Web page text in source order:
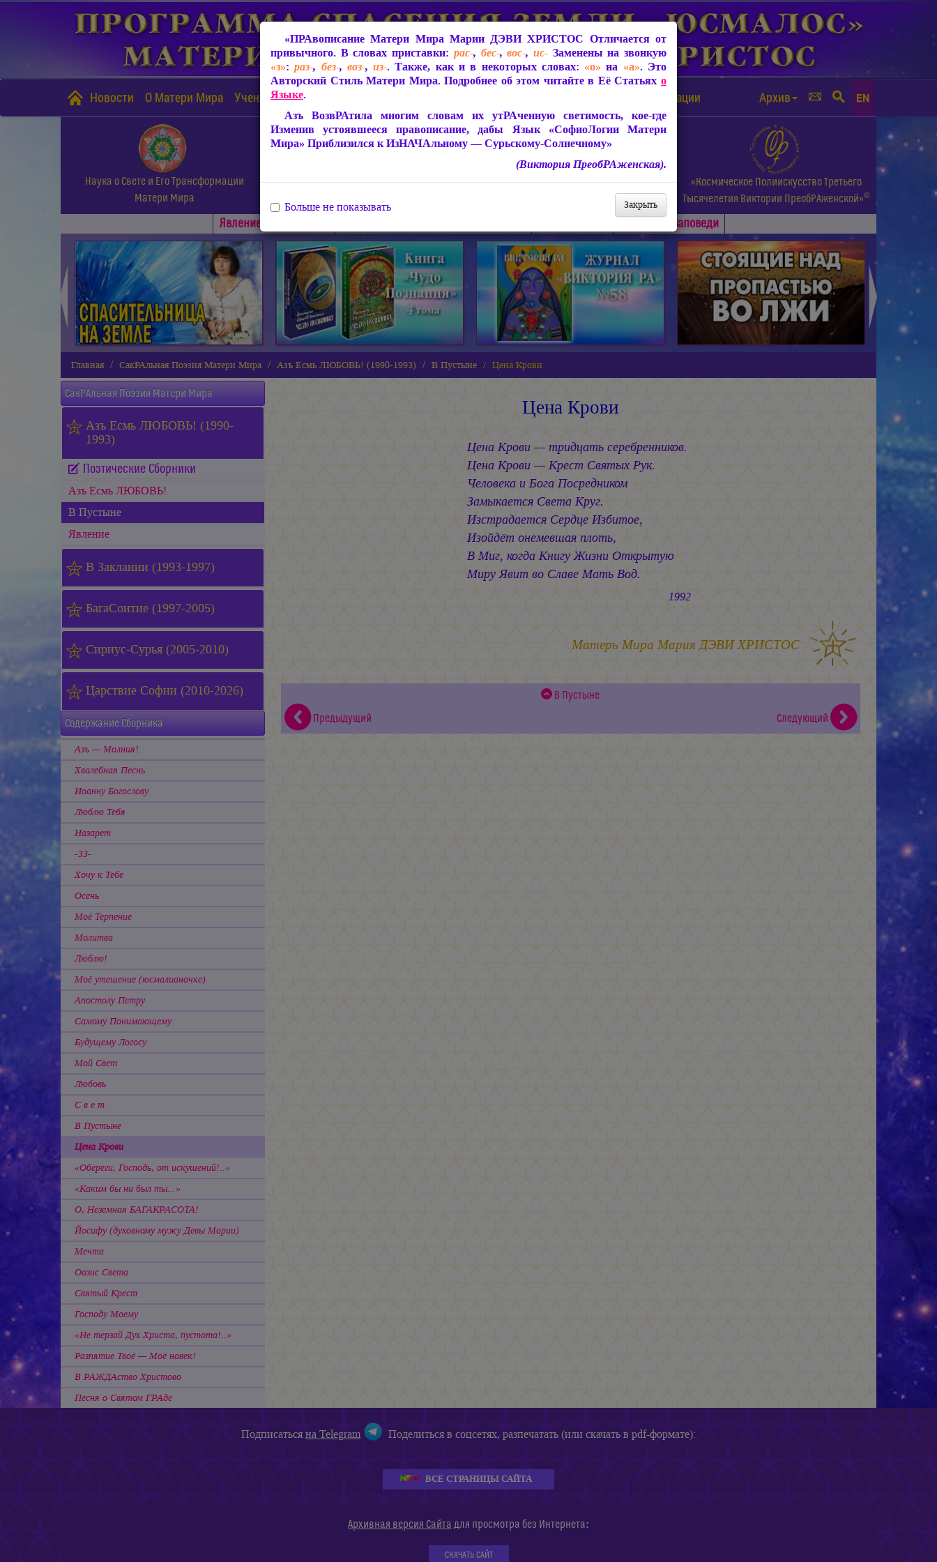
Новости О Матери Мира Учение Матери Мира Защита от чипизации Архив EN
Наука о Свете и Его Трансформации
Матери Мира
СофиоЛогия Матери Мира
Живое Слово Матери Мира.
Статьи, Книги, Видео, Аудио и др.
«Космическое Полиискусство Третьего
Тысячелетия Виктории ПреобРАженской»©
Явлениe Матери Мира Заповеди
◄ ►
Главная СакРАльная Поэзия Матери Мира Азъ Есмь ЛЮБОВЬ! (1990-1993) В Пустыне Цена Крови
СакРАльная Поэзия Матери Мира
Азъ Есмь ЛЮБОВЬ! (1990-
1993)
Поэтические Сборники
Азъ Есмь ЛЮБОВЬ!
В Пустыне
Явление
В Заклании (1993-1997)
БагаСоитие (1997-2005)
Сириус-Сурья (2005-2010)
Царствие Софии (2010-2026)
Содержание Сборника
Азъ — Молния!
Хвалебная Песнь
Иоанну Богослову
Люблю Тебя
Назарет
-33-
Хочу к Тебе
Осень
Моё Терпение
Молитва
Люблю!
Моё утешение (юсмалианочке)
Апостолу Петру
Самому Понимающему
Будущему Логосу
Мой Свет
Любовь
С в е т
В Пустыне
Цена Крови
«Обереги, Господь, от искушений!..»
«Каким бы ни был ты...»
О, Неземная БАГАКРАСОТА!
Йосифу (духовному мужу Девы Марии)
Мечта
Оазис Света
Святый Крест
Господу Моему
«Не терзай Дух Христа, пустота!..»
Разпятие Твоё — Моё навек!
В РАЖДАство Христово
Песня о Святом ГРАде
Цена Крови
Цена Крови — тридцать серебренников.
Цена Крови — Крест Святых Рук.
Человека и Бога Посредником
Замыкается Света Круг.
Изстрадается Сердце Избитое,
Изойдёт онемевшая плоть,
В Миг, когда Книгу Жизни Открытую
Миру Явит во Славе Мать Вод.
1992
Матерь Мира Мария ДЭВИ ХРИСТОС
В Пустыне
Предыдущий
Следующий
«ПРАвописание Матери Мира Марии ДЭВИ ХРИСТОС Отличается от
привычного. В словах приставки: рас-, бес-,вос-, ис-Заменены на звонкую
«з»:раз-, без-, воз-,из-. Также, как и в некоторых словах: «о» на «а». Это
Авторский Стиль Матери Мира. Подробнее об этом читайте в Её Статьях о
Языке.
Азъ ВозвРАтила многим словам их утРАченную светимость, кое-где
Изменив устоявшееся правописание, дабы Язык «СофиоЛогии Матери
Мира» Приблизился к ИзНАЧАльному — Сурьскому-Солнечному»
(Виктория ПреобРАженская).
Закрыть
Больше не показывать
Подписатьсяна Telegram Поделиться в соцсетях, разпечатать (или скачать в pdf-формате):
ВСЕ СТРАНИЦЫ САЙТА
Архивная версия Сайта для просмотра без Интернета:
СКАЧАТЬ САЙТ